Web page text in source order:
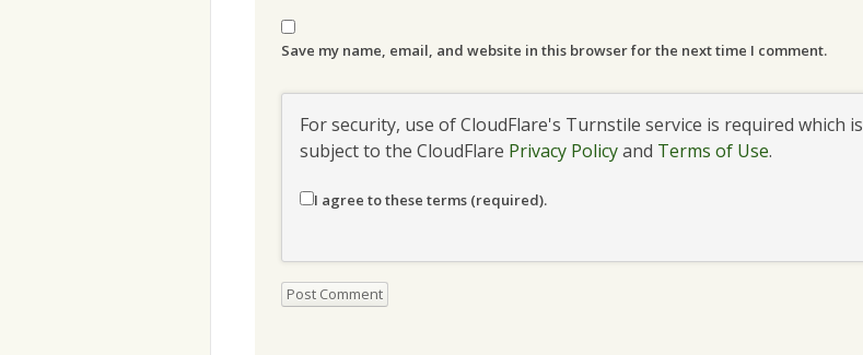
Save my name, email, and website in this browser for the next time I comment.
For security, use of CloudFlare's Turnstile service is required which is
subject to the CloudFlare Privacy Policyand Terms of Use.
I agree to these terms (required).